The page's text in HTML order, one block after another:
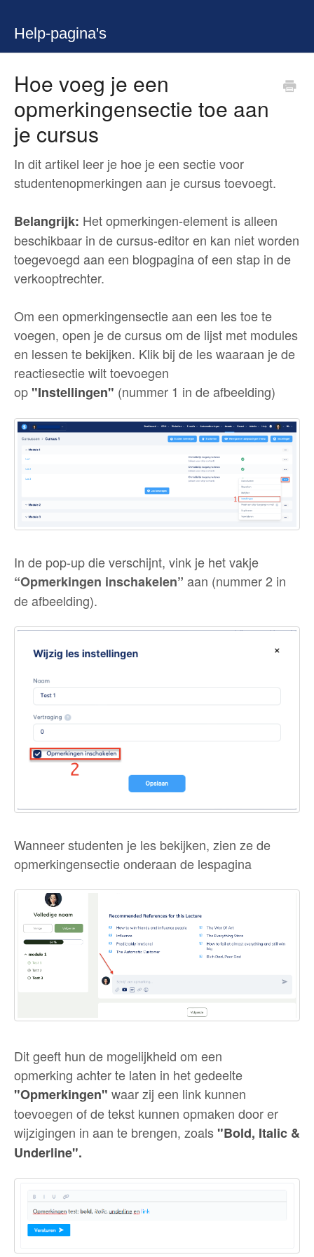
Help-pagina's
Hoe voeg je een
opmerkingensectie toe aan
je cursus
In dit artikel leer je hoe je een sectie voor
studentenopmerkingen aan je cursus toevoegt.
Belangrijk: Het opmerkingen-element is alleen
beschikbaar in de cursus-editor en kan niet worden
toegevoegd aan een blogpagina of een stap in de
verkooptrechter.
Om een opmerkingensectie aan een les toe te
voegen, open je de cursus om de lijst met modules
en lessen te bekijken. Klik bij de les waaraan je de
reactiesectie wilt toevoegen
op "Instellingen" (nummer 1 in de afbeelding)
In de pop-up die verschijnt, vink je het vakje
“Opmerkingen inschakelen” aan (nummer 2 in
de afbeelding).
Wanneer studenten je les bekijken, zien ze de
opmerkingensectie onderaan de lespagina
Dit geeft hun de mogelijkheid om een
opmerking achter te laten in het gedeelte
"Opmerkingen" waar zij een link kunnen
toevoegen of de tekst kunnen opmaken door er
wijzigingen in aan te brengen, zoals "Bold, Italic &
Underline".